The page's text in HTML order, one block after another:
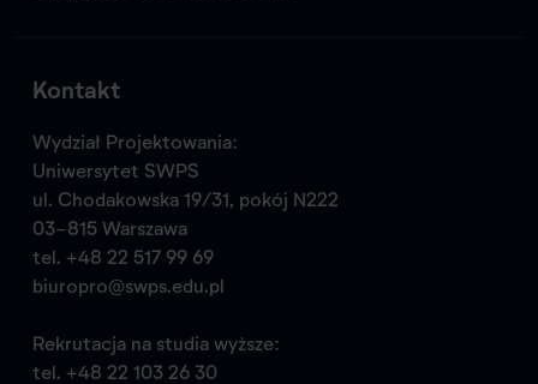
Kontakt
Wydział Projektowania:
Uniwersytet SWPS
ul. Chodakowska 19/31, pokój N222
03-815 Warszawa
tel. +48 22 517 99 69
biuropro@swps.edu.pl
Rekrutacja na studia wyższe:
tel. +48 22 103 26 30